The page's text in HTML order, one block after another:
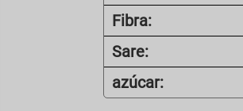
Fibra:
Sare:
azúcar: